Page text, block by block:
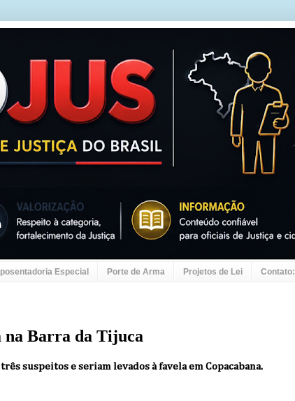
Especial Porte de Arma Projetos de Lei Contato:
na Barra da Tijuca
suspeitos e seriam levados à favela em Copacabana.